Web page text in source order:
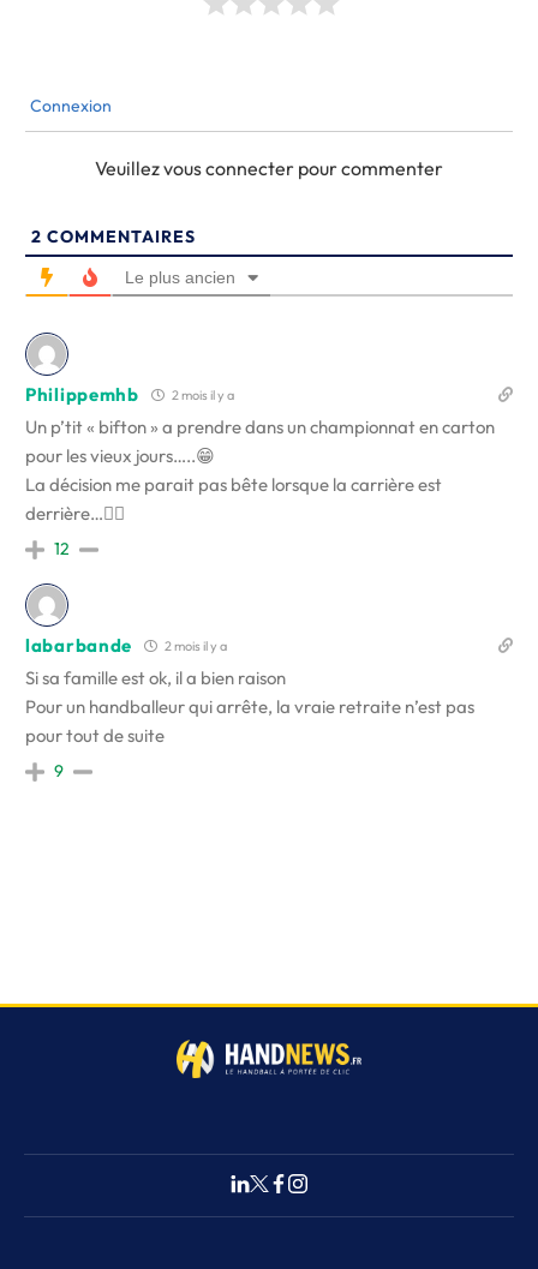
Connexion
Veuillez vous connecter pour commenter
2 COMMENTAIRES
Le plus ancien
Philippemhb 2 mois il y a
Un p’tit « bifton » a prendre dans un championnat en carton
pour les vieux jours…..😁
La décision me parait pas bête lorsque la carrière est
derrière…🤾‍♀️
12
labarbande 2 mois il y a
Si sa famille est ok, il a bien raison
Pour un handballeur qui arrête, la vraie retraite n’est pas
pour tout de suite
9